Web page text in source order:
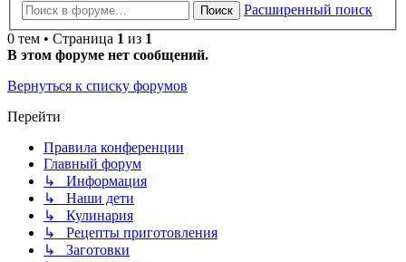
Поиск
Расширенный поиск
0 тем • Страница 1 из 1
В этом форуме нет сообщений.
Вернуться к списку форумов
Перейти
Правила конференции
Главный форум
↳ Информация
↳ Наши дети
↳ Кулинария
↳ Рецепты приготовления
↳ Заготовки